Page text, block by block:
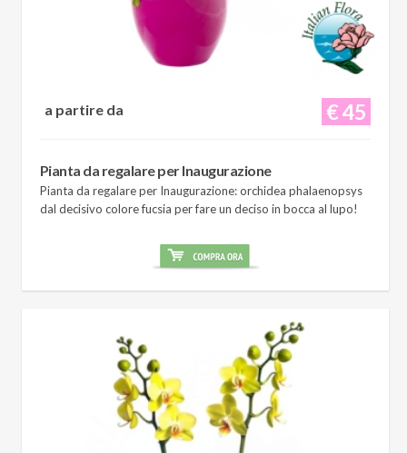
€ 45
a partire da
Pianta da regalare per Inaugurazione
Pianta da regalare per Inaugurazione: orchidea phalaenopsys
dal decisivo colore fucsia per fare un deciso in bocca al lupo!